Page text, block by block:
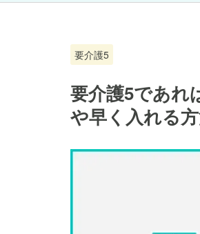
要介護5
要介護5であれ
や早く入れる